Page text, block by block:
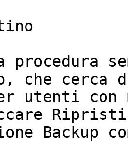
procedura
che
utenti con
Backup